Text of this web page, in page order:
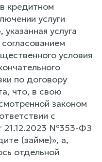
кредитном
услуги
указанная услуга
условия
по договору
что, в свою
законом
с
21.12.2023 №353-ФЗ
(займе)», а,
отдельной